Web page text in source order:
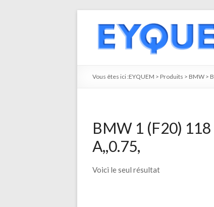
Vous êtes ici :EYQUEM > Produits > BMW >
BMW 1 (F20)
A,,0.75,
Voici le seul résultat